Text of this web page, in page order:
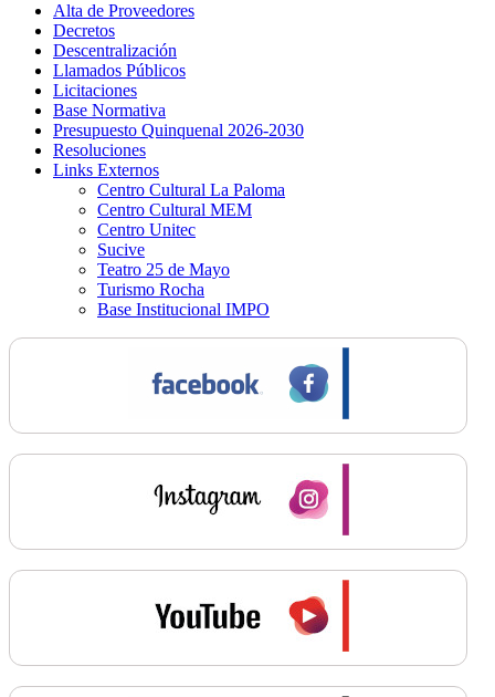
Alta de Proveedores
Decretos
Descentralización
Llamados Públicos
Licitaciones
Base Normativa
Presupuesto Quinquenal 2026-2030
Resoluciones
Links Externos
Centro Cultural La Paloma
Centro Cultural MEM
Centro Unitec
Sucive
Teatro 25 de Mayo
Turismo Rocha
Base Institucional IMPO